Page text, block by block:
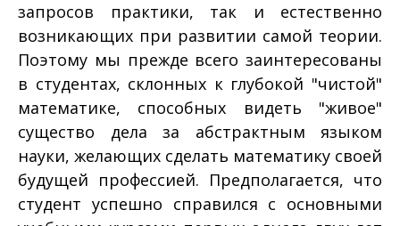
запросов практики, так и естественно
возникающих при развитии самой теории.
Поэтому мы прежде всего заинтересованы
в студентах, склонных к глубокой "чистой"
математике, способных видеть "живое"
существо дела за абстрактным языком
науки, желающих сделать математику своей
будущей профессией. Предполагается, что
студент успешно справился с основными